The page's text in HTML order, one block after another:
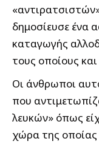
δημοσίευσε ένα
καταγωγής
τους οποίους
Οι άνθρωποι
που
λευκών» όπως
χώρα της οποίας